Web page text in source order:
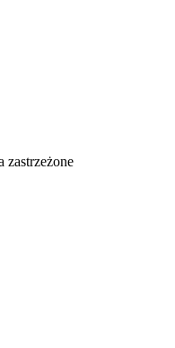
zastrzeżone